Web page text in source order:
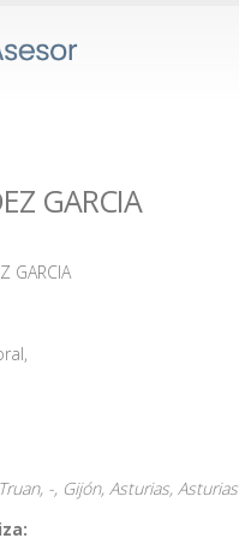
GARCIA
GARCIA
,
-, Gijón, Asturias, Asturias